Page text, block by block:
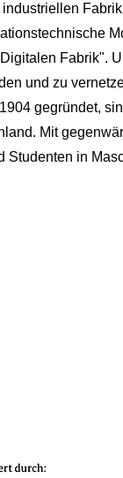
Fabrik".
und zu
gegründet,
Mit
Studenten in